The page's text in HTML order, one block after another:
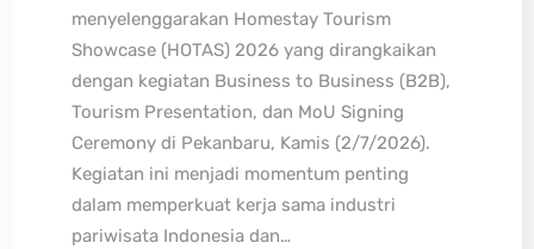
menyelenggarakan Homestay Tourism
Showcase (HOTAS) 2026 yang dirangkaikan
dengan kegiatan Business to Business (B2B),
Tourism Presentation, dan MoU Signing
Ceremony di Pekanbaru, Kamis (2/7/2026).
Kegiatan ini menjadi momentum penting
dalam memperkuat kerja sama industri
pariwisata Indonesia dan…